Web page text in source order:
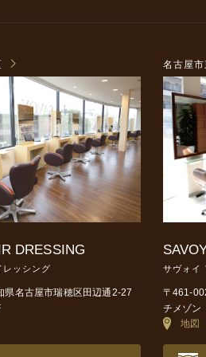
DRESSING
ッシング
県名古屋市瑞穂区田辺通2-27
名古屋市
サヴォイ
〒461-
チメゾン
地図